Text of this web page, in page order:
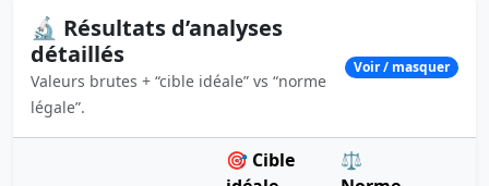
🔬 Résultats d’analyses
détaillés
Valeurs brutes + “cible idéale” vs “norme
légale”.
Voir / masquer
🎯 Cible
⚖️